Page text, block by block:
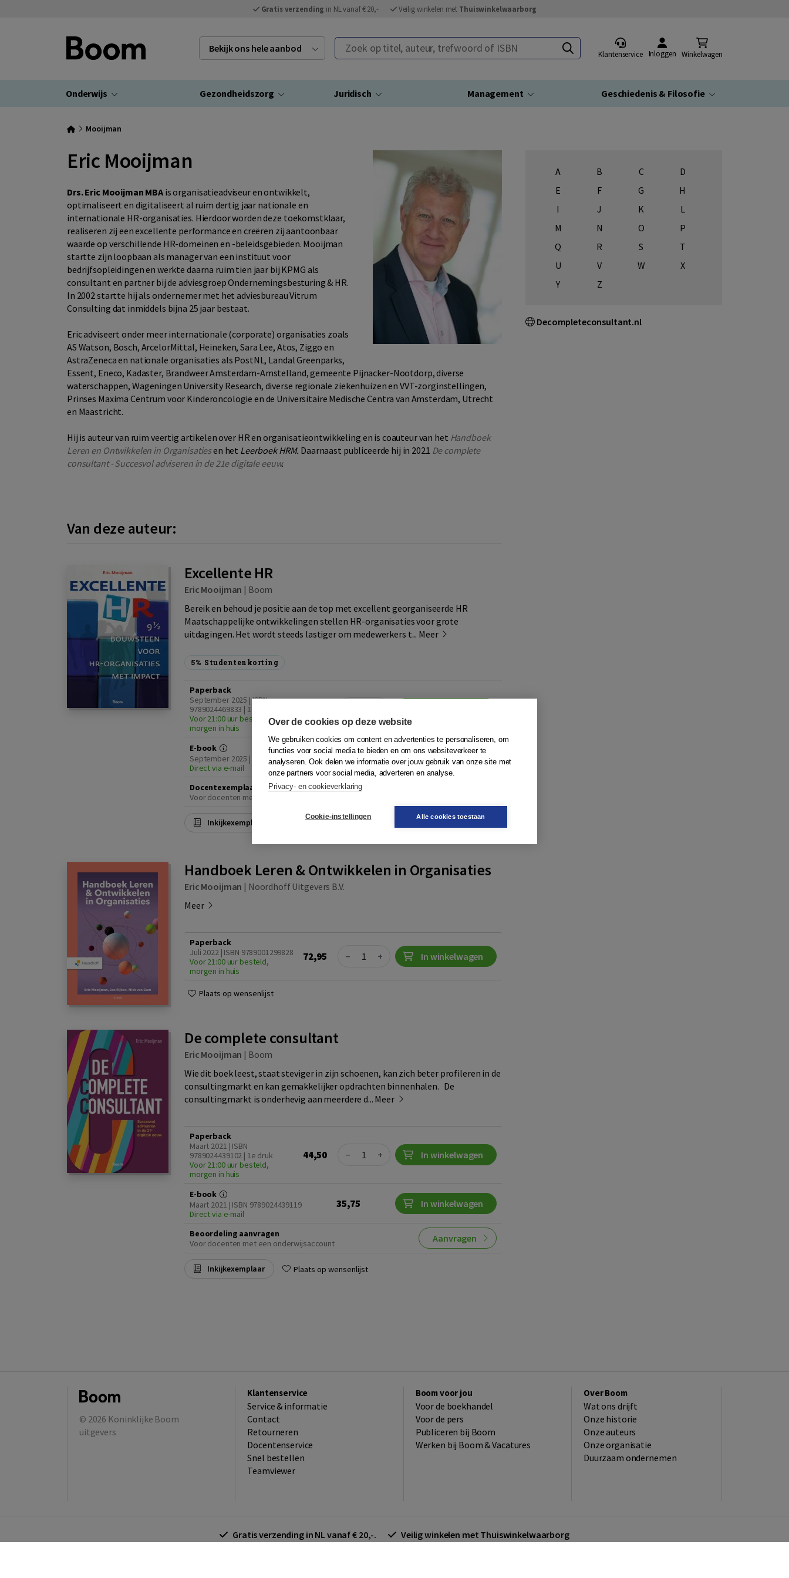
Gratis verzending in NL vanaf € 20,- Veilig winkelen met Thuiswinkelwaarborg
Bekijk ons hele aanbod Zoek op titel, auteur, trefwoord of ISBN
Klantenservice Inloggen Winkelwagen
Onderwijs Gezondheidszorg Juridisch Management Geschiedenis & Filosofie
Mooijman
Eric Mooijman
Drs. Eric Mooijman MBA is organisatieadviseur en ontwikkelt,
optimaliseert en digitaliseert al ruim dertig jaar nationale en
internationale HR-organisaties. Hierdoor worden deze toekomstklaar,
realiseren zij een excellente performance en creëren zij aantoonbaar
waarde op verschillende HR-domeinen en -beleidsgebieden. Mooijman
startte zijn loopbaan als manager van een instituut voor
bedrijfsopleidingen en werkte daarna ruim tien jaar bij KPMG als
consultant en partner bij de adviesgroep Ondernemingsbesturing & HR.
In 2002 startte hij als ondernemer met het adviesbureau Vitrum
Consulting dat inmiddels bijna 25 jaar bestaat.
Eric adviseert onder meer internationale (corporate) organisaties zoals
AS Watson, Bosch, ArcelorMittal, Heineken, Sara Lee, Atos, Ziggo en
AstraZeneca en nationale organisaties als PostNL, Landal Greenparks,
Essent, Eneco, Kadaster, Brandweer Amsterdam-Amstelland, gemeente Pijnacker-Nootdorp, diverse
waterschappen, Wageningen University Research, diverse regionale ziekenhuizen en VVT-zorginstellingen,
Prinses Maxima Centrum voor Kinderoncologie en de Universitaire Medische Centra van Amsterdam, Utrecht
en Maastricht.
Hij is auteur van ruim veertig artikelen over HR en organisatieontwikkeling en is coauteur van het Handboek
Leren en Ontwikkelen in Organisatiesen het Leerboek HRM. Daarnaast publiceerde hij in 2021 De complete
consultant - Succesvol adviseren in de 21e digitale eeuw.
Van deze auteur:
Excellente HR
Eric Mooijman | Boom
Bereik en behoud je positie aan de top met excellent georganiseerde HR
Maatschappelijke ontwikkelingen stellen HR-organisaties voor grote
uitdagingen. Het wordt steeds lastiger om medewerkers t... Meer
5% Studentenkorting
Paperback
September 2025 | ISBN
9789024469833 | 1e druk
Voor 21:00 uur besteld,
morgen in huis
E-book
September 2025 | ISBN 9789024469840
Direct via e-mail
25,95 In winkelwagen
Docentexemplaar aanvragen
Voor docenten met een onderwijsaccount
Inkijkexemplaar Plaats op wensenlijst
Handboek Leren & Ontwikkelen in Organisaties
Eric Mooijman | Noordhoff Uitgevers B.V.
Meer
Paperback
Juli 2022 | ISBN 9789001299828
Voor 21:00 uur besteld,
morgen in huis
72,95 Quantity
− + In winkelwagen
Plaats op wensenlijst
De complete consultant
Eric Mooijman | Boom
Wie dit boek leest, staat steviger in zijn schoenen, kan zich beter profileren in de
consultingmarkt en kan gemakkelijker opdrachten binnenhalen. De
consultingmarkt is onderhevig aan meerdere d... Meer
Paperback
Maart 2021 | ISBN
9789024439102 | 1e druk
Voor 21:00 uur besteld,
morgen in huis
44,50 Quantity
− + In winkelwagen
E-book
Maart 2021 | ISBN 9789024439119
Direct via e-mail
35,75 In winkelwagen
Beoordeling aanvragen
Voor docenten met een onderwijsaccount
Aanvragen
Inkijkexemplaar Plaats op wensenlijst
A B C
D
E
F G
H
I
J K
L
M
N O
P
Q
R S
T
U
V W
X
Y
Z
Decompleteconsultant.nl
© 2026 Koninklijke Boom
uitgevers
Klantenservice
Service & informatie
Contact
Retourneren
Docentenservice
Snel bestellen
Teamviewer
Boom voor jou
Voor de boekhandel
Voor de pers
Publiceren bij Boom
Werken bij Boom & Vacatures
Over Boom
Wat ons drijft
Onze historie
Onze auteurs
Onze organisatie
Duurzaam ondernemen
Gratis verzending in NL vanaf € 20,-. Veilig winkelen met Thuiswinkelwaarborg
Over de cookies op deze website
We gebruiken cookies om content en advertenties te personaliseren, om
functies voor social media te bieden en om ons websiteverkeer te
analyseren. Ook delen we informatie over jouw gebruik van onze site met
onze partners voor social media, adverteren en analyse.
Privacy- en cookieverklaring
Cookie-instellingen Alle cookies toestaan